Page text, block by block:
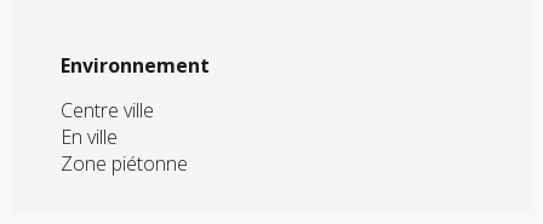
Environnement
Environnement
Centre ville
En ville
Zone piétonne